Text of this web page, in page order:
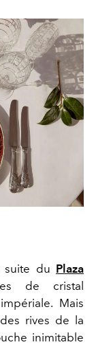
suite du Plaza
de cristal
Mais
rives de la
inimitable